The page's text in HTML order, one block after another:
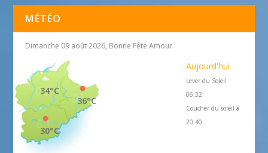
MÉTÉO
Dimanche 09 août 2026, Bonne Fête Amour
36°C
34°C
30°C
Aujourd'hui
Lever du Soleil
06:32
Coucher du soleil à
20:40